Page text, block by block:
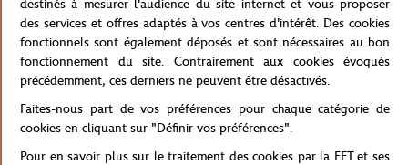
de France de Tennis. Ce coupe-vent est décliné en t-shirts et
accessoires.
Référence :RCVW0120-BLM
Caractéristiques
destinés à mesurer l'audience du site internet et vous proposer
des services et offres adaptés à vos centres d'intérêt. Des cookies
fonctionnels sont également déposés et sont nécessaires au bon
fonctionnement du site. Contrairement aux cookies évoqués
précédemment, ces derniers ne peuvent être désactivés.
Faites-nous part de vos préférences pour chaque catégorie de
cookies en cliquant sur "Définir vos préférences".
Pour en savoir plus sur le traitement des cookies par la FFT et ses